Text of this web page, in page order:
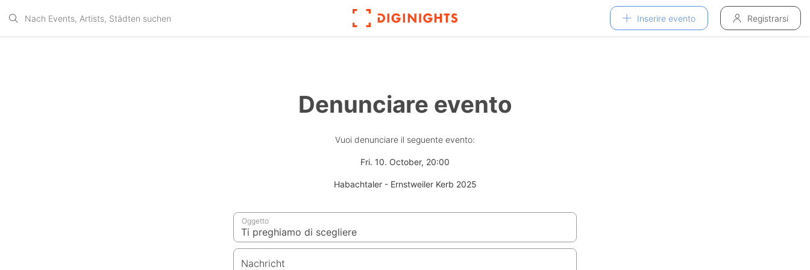
Inserire evento Registrarsi
Denunciare evento
Vuoi denunciare il seguente evento:
Fri. 10. October, 20:00
Habachtaler - Ernstweiler Kerb 2025
Oggetto
Nachricht